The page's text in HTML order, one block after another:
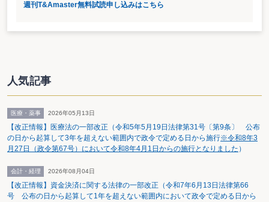
週刊T&Amaster無料試読申し込みはこちら
人気記事
医療・薬事 2026年05月13日
【改正情報】医療法の一部改正（令和5年5月19日法律第31号〔第9条〕 公布
の日から起算して3年を超えない範囲内で政令で定める日から施行※令和8年3
月27日（政令第67号）において令和8年4月1日からの施行となりました ）
会計・経理 2026年08月04日
【改正情報】資金決済に関する法律の一部改正（令和7年6月13日法律第66
号 公布の日から起算して1年を超えない範囲内において政令で定める日から